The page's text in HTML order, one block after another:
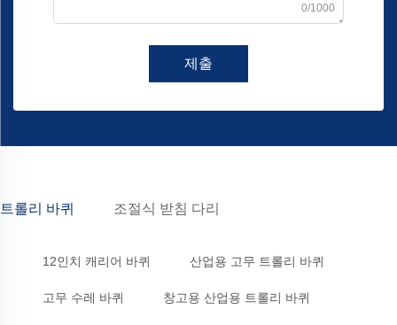
0/1000
제출
트롤리 바퀴 조절식 받침 다리
12인치 캐리어 바퀴 산업용 고무 트롤리 바퀴
고무 수레 바퀴 창고용 산업용 트롤리 바퀴